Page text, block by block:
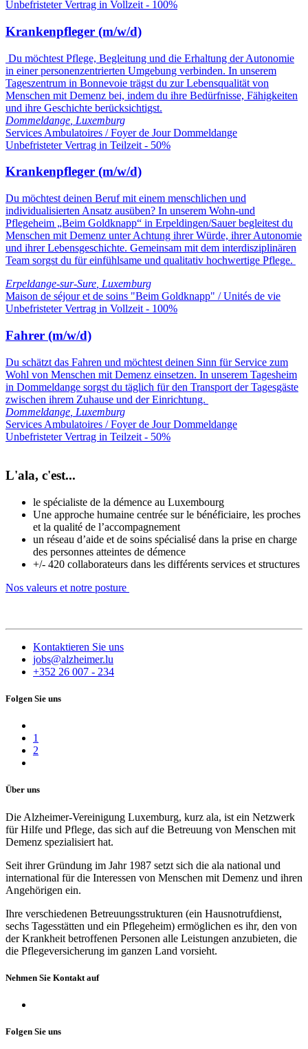
Unbefristeter Vertrag in Vollzeit - 100%
Krankenpfleger (m/w/d)
Du möchtest Pflege, Begleitung und die Erhaltung der Autonomie
in einer personenzentrierten Umgebung verbinden. In unserem
Tageszentrum in Bonnevoie trägst du zur Lebensqualität von
Menschen mit Demenz bei, indem du ihre Bedürfnisse, Fähigkeiten
und ihre Geschichte berücksichtigst.
Dommeldange Luxemburg
Services Ambulatoires / Foyer de Jour Dommeldange
Unbefristeter Vertrag in Teilzeit - 50%
Krankenpfleger (m/w/d)
Du möchtest deinen Beruf mit einem menschlichen und
individualisierten Ansatz ausüben? In unserem Wohn-und
Pflegeheim „Beim Goldknapp“ in Erpeldingen/Sauer begleitest du
Menschen mit Demenz unter Achtung ihrer Würde, ihrer Autonomie
und ihrer Lebensgeschichte. Gemeinsam mit dem interdisziplinären
Team sorgst du für einfühlsame und qualitativ hochwertige Pflege.
Erpeldange-sur-Sure Luxemburg
Maison de séjour et de soins "Beim Goldknapp" / Unités de vie
Unbefristeter Vertrag in Vollzeit - 100%
Fahrer (m/w/d)
Du schätzt das Fahren und möchtest deinen Sinn für Service zum
Wohl von Menschen mit Demenz einsetzen. In unserem Tagesheim
in Dommeldange sorgst du täglich für den Transport der Tagesgäste
zwischen ihrem Zuhause und der Einrichtung.
Dommeldange Luxemburg
Services Ambulatoires / Foyer de Jour Dommeldange
Unbefristeter Vertrag in Teilzeit - 50%
L'ala, c'est...
le spécialiste de la démence au Luxembourg
Une approche humaine centrée sur le bénéficiaire, les proches
et la qualité de l’accompagnement
un réseau d’aide et de soins spécialisé dans la prise en charge
des personnes atteintes de démence
+/- 420 collaborateurs dans les différents services et structures
Nos valeurs et notre posture
Kontaktieren Sie uns
jobs@alzheimer.lu
+352 26 007 - 234
Folgen Sie uns
1
2
Über uns
Die Alzheimer-Vereinigung Luxemburg, kurz ala, ist ein Netzwerk
für Hilfe und Pflege, das sich auf die Betreuung von Menschen mit
Demenz spezialisiert hat.
Seit ihrer Gründung im Jahr 1987 setzt sich die ala national und
international für die Interessen von Menschen mit Demenz und ihren
Angehörigen ein.
Ihre verschiedenen Betreuungsstrukturen (ein Hausnotrufdienst,
sechs Tagesstätten und ein Pflegeheim) ermöglichen es ihr, den von
der Krankheit betroffenen Personen alle Leistungen anzubieten, die
die Pflegeversicherung im ganzen Land vorsieht.
Nehmen Sie Kontakt auf
Folgen Sie uns